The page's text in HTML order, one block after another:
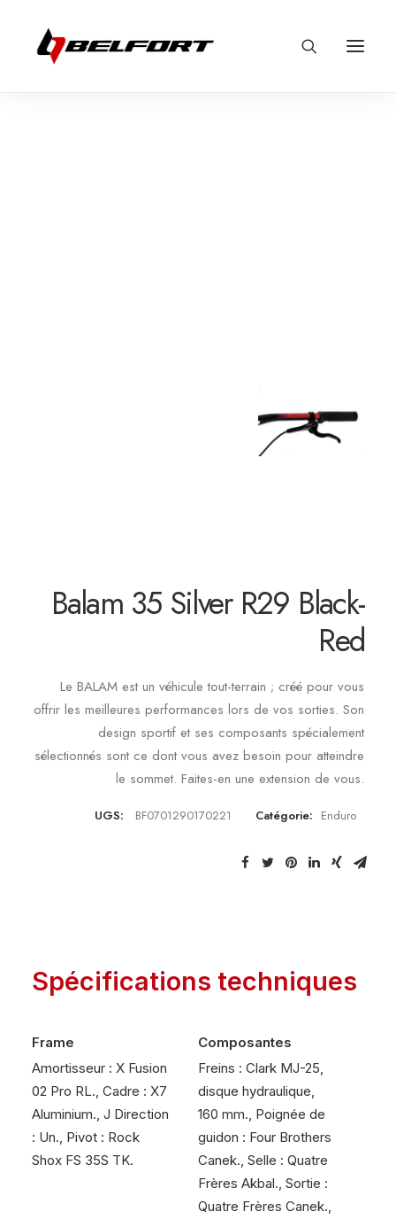
Balam 35 Silver R29 Black-
Red
Le BALAM est un véhicule tout-terrain ; créé pour vous
offrir les meilleures performances lors de vos sorties. Son
design sportif et ses composants spécialement
sélectionnés sont ce dont vous avez besoin pour atteindre
le sommet. Faites-en une extension de vous.
UGS: BF0701290170221 Catégorie: Enduro
Spécifications techniques
Frame
Amortisseur : X Fusion
02 Pro RL., Cadre : X7
Aluminium., J Direction
: Un., Pivot : Rock
Shox FS 35S TK.
Composantes
Freins : Clark MJ-25,
disque hydraulique,
160 mm., Poignée de
guidon : Four Brothers
Canek., Selle : Quatre
Frères Akbal., Sortie :
Quatre Frères Canek.,